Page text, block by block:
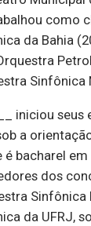
como
da Bahia
Sinfônica
iniciou
a
é bacharel
dos
Sinfônica
da UFRJ,